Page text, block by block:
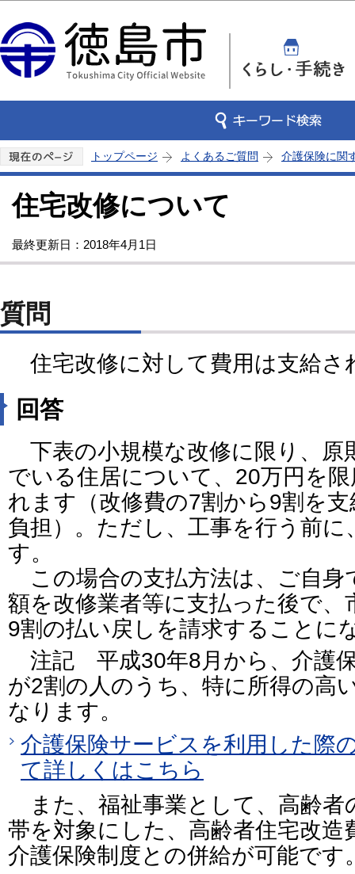
トップページ よくあるご質問 介護保険に関
住宅改修について
最終更新日：2018年4月1日
質問
住宅改修に対して費用は支給さ
回答
下表の小規模な改修に限り、原
でいる住居について、20万円を
れます（改修費の7割から9割を
負担）。ただし、工事を行う前に
す。
この場合の支払方法は、ご自身
額を改修業者等に支払った後で
9割の払い戻しを請求することに
注記 平成30年8月から、介護
が2割の人のうち、特に所得の高
なります。
介護保険サービスを利用した際
て詳しくはこちら
また、福祉事業として、高齢者
帯を対象にした、高齢者住宅改造
介護保険制度との併給が可能です